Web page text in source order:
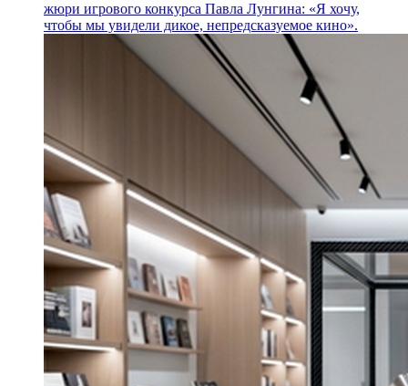
жюри игрового конкурса Павла Лунгина: «Я хочу,
чтобы мы увидели дикое, непредсказуемое кино».